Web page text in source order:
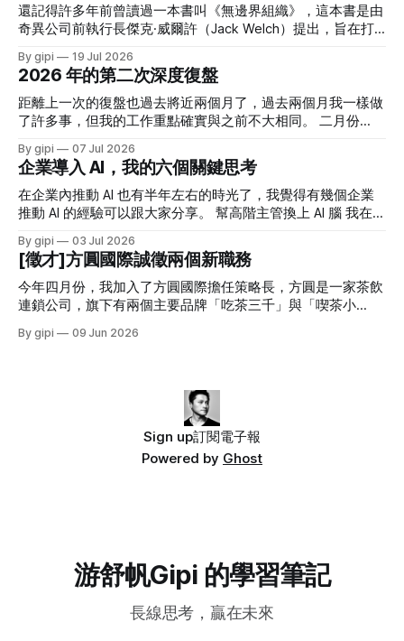
還記得許多年前曾讀過一本書叫《無邊界組織》，這本書是由
奇異公司前執行長傑克·威爾許（Jack Welch）提出，旨在打
間的藩籬，以促進靈活性、創新和知識流動。 當年讀這本書
時覺得這概念很好，但 我也知道奇異本質上仍是一個高度強
勢、績效導向、中心權力清楚的大型企業。無邊界並不等於弱
化管理，反而是在強烈目標與績效要求下，移除妨礙執行的障
的一種政令宣達 - 你們要好好合作，你們不要樹立穀倉。 思
考的起源 最近因 AI 引入組織內，讓我對企業的組織分工與架
構設計有了許多思考。近幾個月陸續有幾個人問我：「你覺得
AI 時代的組織架構會如何演進？會變得更扁平嗎？」 對於組
標。」(關於組織架構設計，可以參考：公司部門組織架構有
哪些？四種常見的組織架構與優缺點) 組織架構，不是最重要
的問題，優先思考的永遠是目標。 除了組織架構外，近幾年
最常被談論的問題就是「工程師要被 AI 取代了」、「AI
By gipi 19 Jul 2026
2026 年的第二次深度復盤
距離上一次的復盤也過去將近兩個月了，過去兩個月我一樣做
了許多事，但我的工作重點確實與之前不大相同。 二月份
可能，也讓我重拾對工作的深度熱情。而六月份則是在熱情稍
稍消退，回歸客觀思考的一個過渡期。 四月份，我正式接任
方圓策略長一職，把自己的角色放在思考三五年以上的策略。
雖然還在適應中，但我還是有蠻多收穫的。很多艱難的決策是
實。 五六月份，我投入在方圓的時間超過三百小時，這讓我
反思真要做到影響一家公司的整體策略，我得花上多少時間才
夠。這個問題讓我對自己往後的工作方式有了新的啟發。 六
月份，我跟一家合作很久的企業主提案，取消預計要上的年度
直接把課程改成系統顧問案，因為他們遭遇的問題其實完全可
做事的方式，因為他讓效率提升了，也讓很多問題的解決方案
變多了；AI 也改變了我思考的方式，因為「做」變得
By gipi 07 Jul 2026
企業導入 AI，我的六個關鍵思考
在企業內推動 AI 也有半年左右的時光了，我覺得有幾個企業
推動 AI 的經驗可以跟大家分享。 幫高階主管換上 AI 腦 我在五
變》。 很多老闆都在談 AI 的重要性，可他們多數的 AI 知識都
是「聽來的」，而非親身經歷。一個對 AI 沒有足夠了解的主
管，是很難體會 AI 真正的強大，以及 AI 可能具有的限制。 當
高階主管處於這種狀態，公司的各種決策很難進入 AI 時代。
朋友跟我說，這個 AI 就能搞定了。」 「我昨天在網路上看到
By gipi 03 Jul 2026
[徵才]方圓國際誠徵兩個新職務
今年四月份，我加入了方圓國際擔任策略長，方圓是一家茶飲
連鎖公司，旗下有兩個主要品牌「吃茶三千」與「喫茶小
舖在台灣則約有 60 家門市。 我從去年底開始擔任方圓的顧
建置外，我也花了大量的時間重新構思公司的整體策略。 我
們進行了「未來十年不變的事」的策略探討，最終設定了十年
戰略方向，三年目標，以及 2026 年的關鍵任務。 透過這樣深
度的策略思考，我們也藉這個機會盤點了公司目前的人才缺
不同的市場有不同的店型設計，
By gipi 09 Jun 2026
Sign up訂閱電子報
Powered by Ghost
游舒帆Gipi 的學習筆記
長線思考，贏在未來